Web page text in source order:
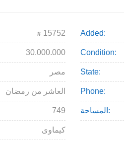
15752 Added:
30.000.000 Condition:
مصر State:
العاشر من رمضان Phone:
749 المساحة:
كيماوى